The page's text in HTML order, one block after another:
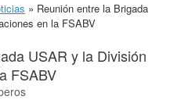
» Reunión entre la Brigada
en la FSABV
USAR y la División
FSABV